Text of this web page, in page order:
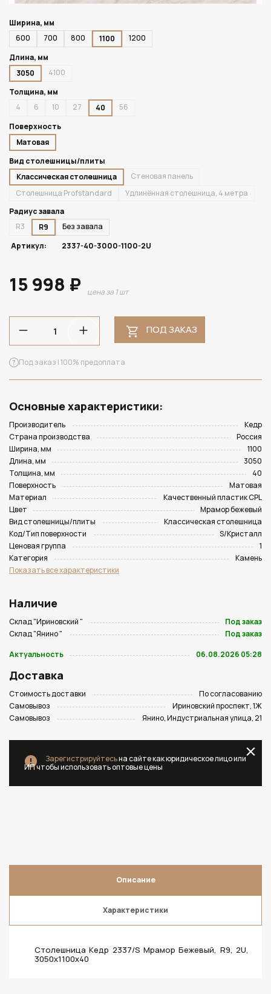
Ширина, мм
600
700 800 1100
1200
Длина, мм
3050
4100
Толщина, мм
4
6 10 27 40
56
Поверхность
Матовая
Вид столешницы/плиты
Классическая столешница
Стеновая панель
Столешница Profstandard
Удлинённая столешница, 4 метра
Радиус завала
R3
R9
Без завала
Артикул:
2337-40-3000-1100-2U
15 998 ₽ цена за 1 шт
ПОД ЗАКАЗ
Под заказ | 100% предоплата
Основные характеристики:
Производитель
Кедр
Страна производства
Россия
Ширина, мм
1100
Длина, мм
3050
Толщина, мм
40
Поверхность
Матовая
Материал
Качественный пластик CPL
Цвет
Мрамор бежевый
Вид столешницы/плиты
Классическая столешница
Код/Тип поверхности
S/Кристалл
Ценовая группа
1
Категория
Камень
Показать все характеристики
Наличие
Склад "Ириновский "
Под заказ
Склад "Янино "
Под заказ
Актуальность
06.08.2026 05:28
Доставка
Стоимость доставки
По согласованию
Самовывоз
Ириновский проспект, 1Ж
Самовывоз
Янино, Индустриальная улица, 21
Зарегистрируйтесьна сайте как юридическое лицо или
ИП чтобы использовать оптовые цены
Описание
Характеристики
Столешница Кедр 2337/S Мрамор Бежевый, R9, 2U,
3050х1100х40